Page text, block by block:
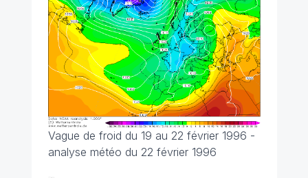
Vague de froid du 19 au 22 février 1996 -
analyse météo du 22 février 1996